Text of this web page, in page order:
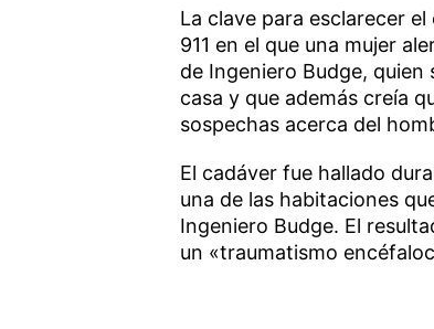
La clave para esclarecer
911 en el que una mujer
de Ingeniero Budge, quien
casa y que además creía
sospechas acerca del
El cadáver fue hallado
una de las habitaciones
Ingeniero Budge. El
un «traumatismo